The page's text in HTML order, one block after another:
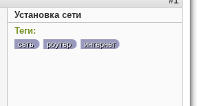
Установка сети
Теги:
сеть роутер интернет